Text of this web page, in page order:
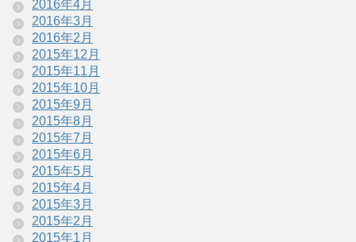
2016年4月
2016年3月
2016年2月
2015年12月
2015年11月
2015年10月
2015年9月
2015年8月
2015年7月
2015年6月
2015年5月
2015年4月
2015年3月
2015年2月
2015年1月